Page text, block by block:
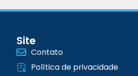
Site
Contato
Política de privacidade